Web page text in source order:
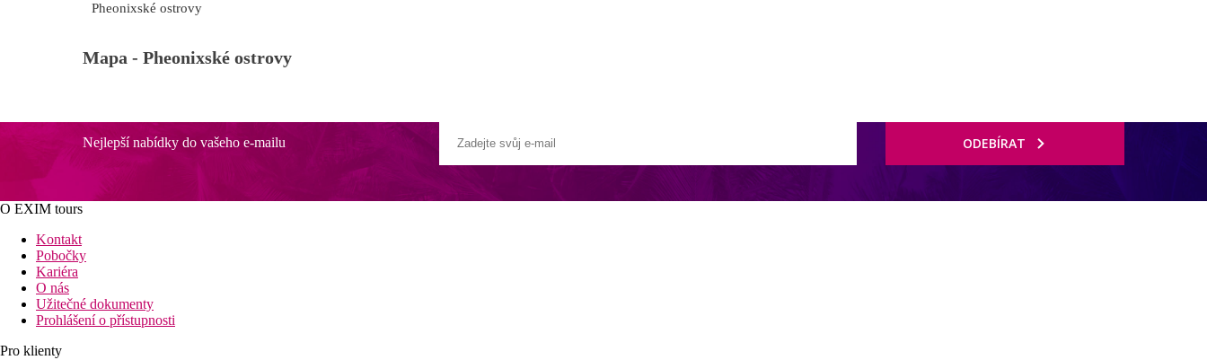
Pheonixské ostrovy
Mapa - Pheonixské ostrovy
Nejlepší nabídky do vašeho e-mailu ODEBÍRAT
O EXIM tours
Kontakt
Pobočky
Kariéra
O nás
Užitečné dokumenty
Prohlášení o přístupnosti
Pro klienty